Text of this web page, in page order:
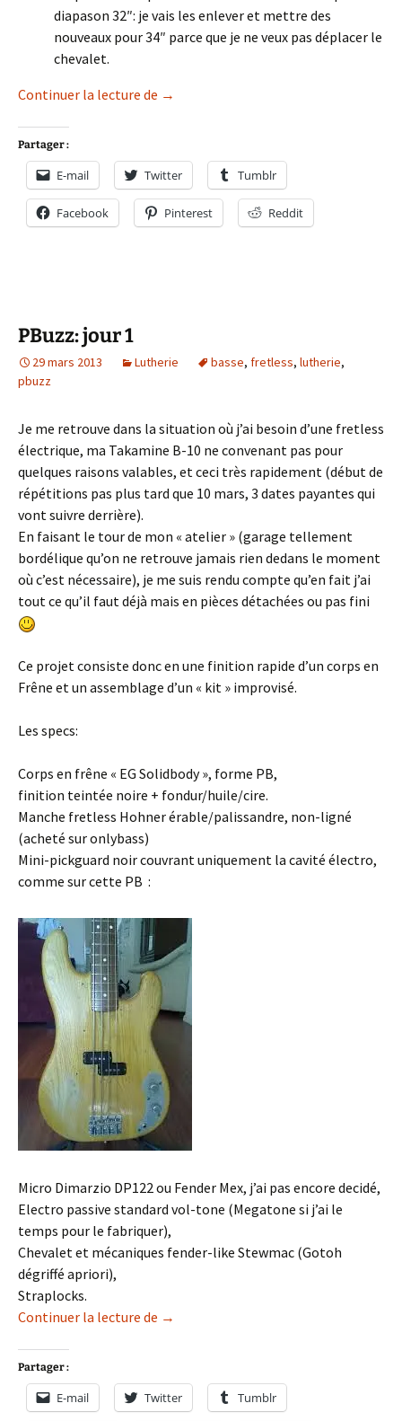
diapason 32″: je vais les enlever et mettre des
nouveaux pour 34″ parce que je ne veux pas déplacer le
chevalet.
Continuer la lecture de PBuzz: jour 2
→
Partager :
E-mail Twitter Tumblr
Facebook Pinterest Reddit
PBuzz: jour 1
29 mars 2013 Lutherie basse, fretless, lutherie,
pbuzz
Je me retrouve dans la situation où j’ai besoin d’une fretless
électrique, ma Takamine B-10 ne convenant pas pour
quelques raisons valables, et ceci très rapidement (début de
répétitions pas plus tard que 10 mars, 3 dates payantes qui
vont suivre derrière).
En faisant le tour de mon « atelier » (garage tellement
bordélique qu’on ne retrouve jamais rien dedans le moment
où c’est nécessaire), je me suis rendu compte qu’en fait j’ai
tout ce qu’il faut déjà mais en pièces détachées ou pas fini
Ce projet consiste donc en une finition rapide d’un corps en
Frêne et un assemblage d’un « kit » improvisé.
Les specs:
Corps en frêne « EG Solidbody », forme PB,
finition teintée noire + fondur/huile/cire.
Manche fretless Hohner érable/palissandre, non-ligné
(acheté sur onlybass)
Mini-pickguard noir couvrant uniquement la cavité électro,
comme sur cette PB :
Micro Dimarzio DP122 ou Fender Mex, j’ai pas encore decidé,
Electro passive standard vol-tone (Megatone si j’ai le
temps pour le fabriquer),
Chevalet et mécaniques fender-like Stewmac (Gotoh
dégriffé apriori),
Straplocks.
Continuer la lecture de PBuzz: jour 1
→
Partager :
E-mail Twitter Tumblr